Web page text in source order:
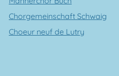
Chorgemeinschaft Schwaig
Choeur neuf de Lutry